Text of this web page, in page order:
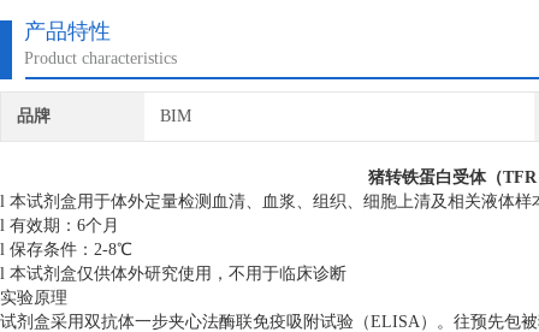
产品特性
Product characteristics
品牌 BIM
猪转铁蛋白受体（
l 本试剂盒用于体外定量检测血清、血浆、组织、细胞上清及相关液体
l 有效期：6个月
l 保存条件：2-8℃
l 本试剂盒仅供体外研究使用，不用于临床诊断
实验原理
试剂盒采用双抗体一步夹心法酶联免疫吸附试验（ELISA）。往预先包